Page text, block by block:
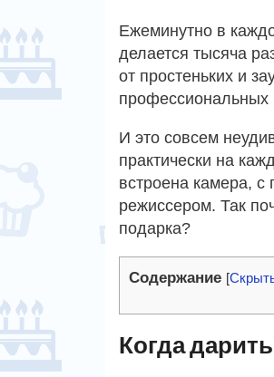
Ежеминутно в
делается тысяча
от простеньких и
профессиональных
И это совсем
практически на
встроена камера,
режиссером. Так
подарка?
Содержание [
Когда